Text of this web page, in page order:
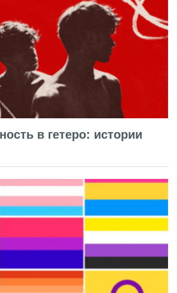
в гетеро: истории